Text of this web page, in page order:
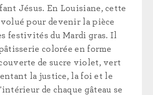
Jésus. En Louisiane, cette
pour devenir la pièce
festivités du Mardi gras. Il
colorée en forme
de sucre violet, vert
la justice, la foi et le
de chaque gâteau se